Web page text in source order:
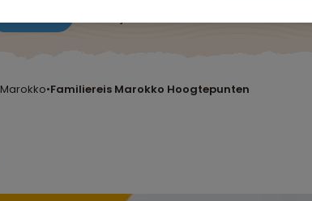
Marokko•Familiereis Marokko Hoogtepunten